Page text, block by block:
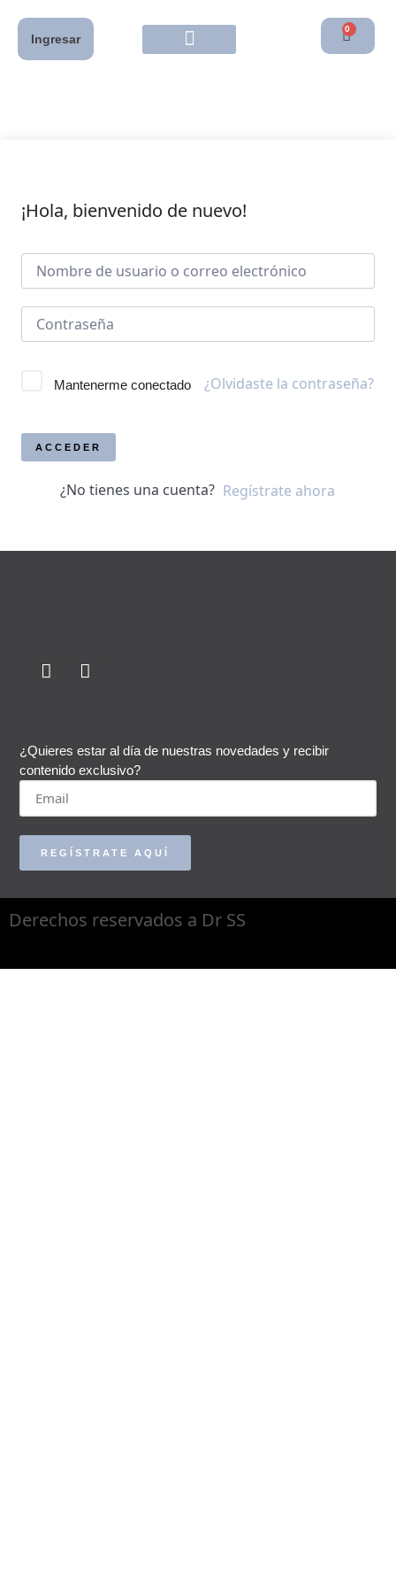
Ingresar
0
¡Hola, bienvenido de nuevo!
Mantenerme conectado ¿Olvidaste la contraseña?
ACCEDER
¿No tienes una cuenta? Regístrate ahora
¿Quieres estar al día de nuestras novedades y recibir
contenido exclusivo?
REGÍSTRATE AQUÍ
Derechos reservados a Dr SS